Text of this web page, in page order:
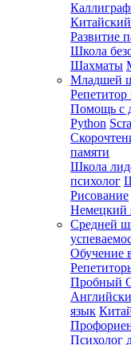
Развитие
Школа
Шахматы
Младшей
Репетитор
Помощь с
Python
памяти
Школа
психолог
Рисование
Немецкий
Средней
Обучение
Пробный
язык
Психолог